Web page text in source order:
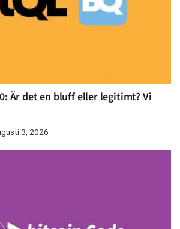
Är det en bluff eller legitimt? Vi
3, 2026